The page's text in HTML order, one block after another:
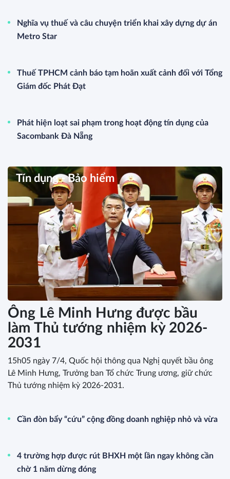
Nghĩa vụ thuế và câu chuyện triển khai xây dựng dự án
Metro Star
Thuế TPHCM cảnh báo tạm hoãn xuất cảnh đối với Tổng
Giám đốc Phát Đạt
Phát hiện loạt sai phạm trong hoạt động tín dụng của
Sacombank Đà Nẵng
Tín dụng - Bảo hiểm
Ông Lê Minh Hưng được bầu
làm Thủ tướng nhiệm kỳ 2026-
2031
15h05 ngày 7/4, Quốc hội thông qua Nghị quyết bầu ông
Lê Minh Hưng, Trưởng ban Tổ chức Trung ương, giữ chức
Thủ tướng nhiệm kỳ 2026-2031.
Cần đòn bẩy “cứu” cộng đồng doanh nghiệp nhỏ và vừa
4 trường hợp được rút BHXH một lần ngay không cần
chờ 1 năm dừng đóng